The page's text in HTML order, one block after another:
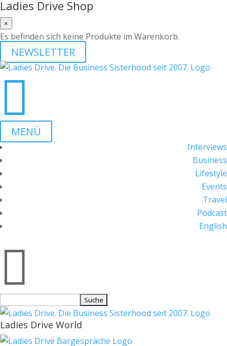
Ladies Drive Shop
×
Es befinden sich keine Produkte im Warenkorb.
NEWSLETTER

MENÜ
Interviews
Business
Lifestyle
Events
Travel
Podcast
English

nach:
Ladies Drive World